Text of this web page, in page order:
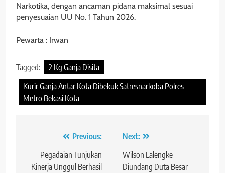
Narkotika, dengan ancaman pidana maksimal sesuai
penyesuaian UU No. 1 Tahun 2026.
Pewarta : Irwan
Tagged:
2 Kg Ganja Disita
Kurir Ganja Antar Kota Dibekuk Satresnarkoba Polres
Metro Bekasi Kota
Navigasi
pos
Previous:
Pegadaian Tunjukan
Kinerja Unggul Berhasil
Next:
Wilson Lalengke
Diundang Duta Besar